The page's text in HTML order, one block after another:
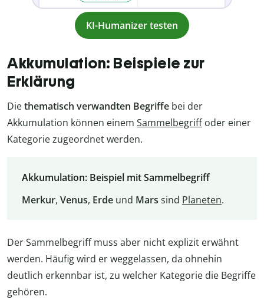
KI-Humanizer testen
Akkumulation: Beispiele zur
Erklärung
Diethematisch verwandten Begriffe bei der
Akkumulation können einem Sammelbegriffoder einer
Kategorie zugeordnet werden.
Akkumulation: Beispiel mit Sammelbegriff
Merkur, Venus, Erdeund Mars sind Planeten.
Der Sammelbegriff muss aber nicht explizit erwähnt
werden. Häufig wird er weggelassen, da ohnehin
deutlich erkennbar ist, zu welcher Kategorie die Begriffe
gehören.